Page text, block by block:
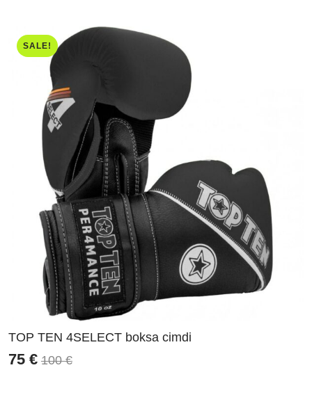
SALE!
TOP TEN 4SELECT boksa cimdi
100€
Original
75 €
Current